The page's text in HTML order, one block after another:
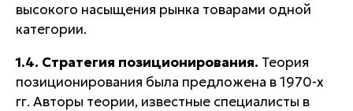
высокого насыщения рынка товарами одной
категории.
1.4. Стратегия позиционирования. Теория
позиционирования была предложена в 1970-х
гг. Авторы теории, известные специалисты в